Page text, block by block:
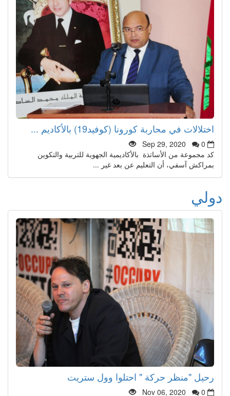
اختلالات في محاربة كورونا (كوفيد19) بالأكاديم ...
Sep 29, 2020
0
كد مجموعة من الأساتذة بالأكاديمية الجهوية للتربية والتكوين
بمراكش آسفي، أن التعليم عن بعد غير ...
دولي
رحيل "منظر حركة " احتلوا وول ستريت
Nov 06, 2020 0